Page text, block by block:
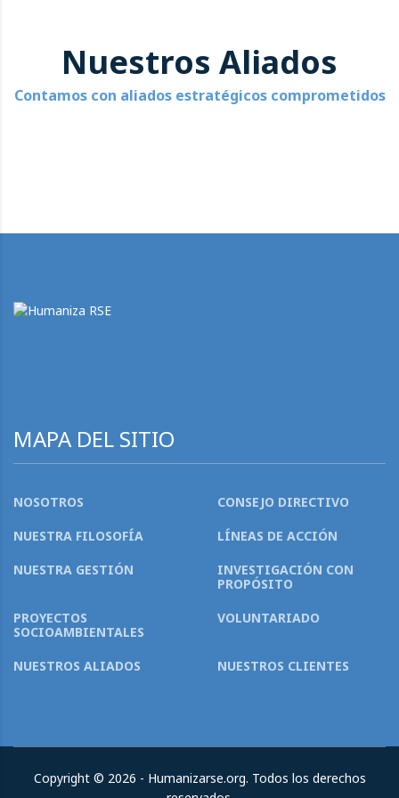
Nuestros Aliados
Contamos con aliados estratégicos comprometidos
MAPA DEL SITIO
NOSOTROS
CONSEJO DIRECTIVO
NUESTRA FILOSOFÍA
LÍNEAS DE ACCIÓN
NUESTRA GESTIÓN
INVESTIGACIÓN CON
PROPÓSITO
PROYECTOS
SOCIOAMBIENTALES
VOLUNTARIADO
NUESTROS ALIADOS NUESTROS CLIENTES
Copyright © 2026 - Humanizarse.org. Todos los derechos